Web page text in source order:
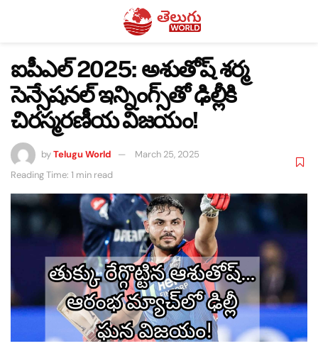
ఐపీఎల్ 2025: అశుతోష్ శర్మ
సెన్సేషనల్ ఇన్నింగ్స్‌తో ఢిల్లీకి
చిరస్మరణీయ విజయం!
byTelugu World
March 25, 2025
Reading Time: 1 min read